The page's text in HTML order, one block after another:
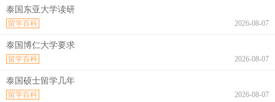
泰国东亚大学读研
2026-08-07
留学百科
泰国博仁大学要求
2026-08-07
留学百科
泰国硕士留学几年
2026-08-07
留学百科